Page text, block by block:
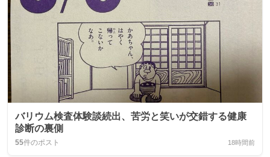
バリウム検査体験談続出、苦労と笑いが交錯する健康
診断の裏側
55件のポスト 18時間前